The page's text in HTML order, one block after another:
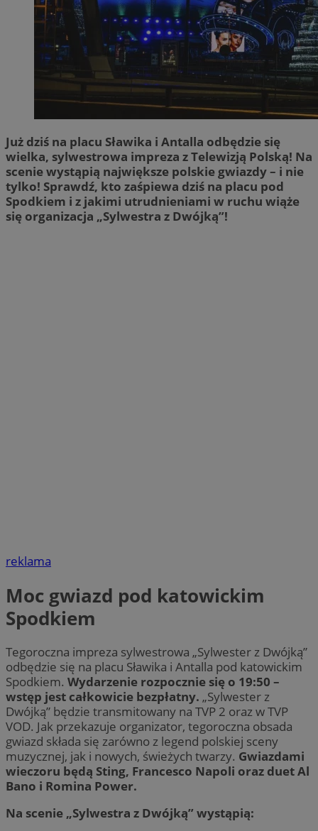
Już dziś na placu Sławika i Antalla odbędzie się
wielka, sylwestrowa impreza z Telewizją Polską! Na
scenie wystąpią największe polskie gwiazdy – i nie
tylko! Sprawdź, kto zaśpiewa dziś na placu pod
Spodkiem i z jakimi utrudnieniami w ruchu wiąże
się organizacja „Sylwestra z Dwójką”!
reklama
Moc gwiazd pod katowickim
Spodkiem
Tegoroczna impreza sylwestrowa „Sylwester z Dwójką”
odbędzie się na placu Sławika i Antalla pod katowickim
Spodkiem. Wydarzenie rozpocznie się o 19:50 –
wstęp jest całkowicie bezpłatny. „Sylwester z
Dwójką” będzie transmitowany na TVP 2 oraz w TVP
VOD. Jak przekazuje organizator, tegoroczna obsada
gwiazd składa się zarówno z legend polskiej sceny
muzycznej, jak i nowych, świeżych twarzy. Gwiazdami
wieczoru będą Sting, Francesco Napoli oraz duet Al
Bano i Romina Power.
Na scenie „Sylwestra z Dwójką” wystąpią: